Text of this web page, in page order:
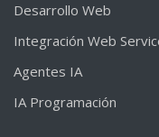
Desarrollo Web
Integración Web
Agentes IA
IA Programación